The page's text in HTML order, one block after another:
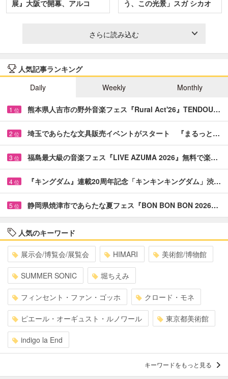
展』大阪で開幕、アルコ
＆…
う、この光景」スガ シカオ
と…
さらに読み込む
人気記事ランキング
Daily
Weekly Monthly
1 位 熊本県人吉市の野外音楽フェス『Rural Act'26』TENDOU…
2 位 埼玉であらたな文具販売イベントがスタート 『まるっと…
3 位 福島最大級の音楽フェス『LIVE AZUMA 2026』無料で楽…
4 位 『キングダム』連載20周年記念「キンキンキングダム」渋…
5 位 静岡県焼津市であらたな夏フェス『BON BON BON 2026…
人気のキーワード
展示会/博覧会/展覧会 HIMARI 美術館/博物館
SUMMER SONIC 堀ちえみ
フィンセント・ファン・ゴッホ クロード・モネ
ピエール・オーギュスト・ルノワール 東京都美術館
indigo la End
キーワードをもっと見る